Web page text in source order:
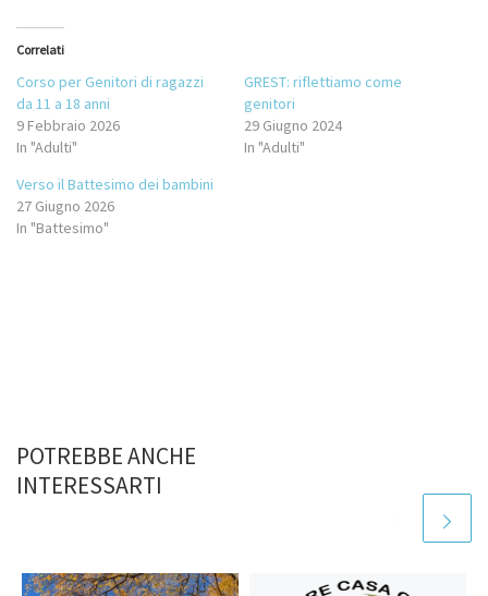
Correlati
Corso per Genitori di ragazzi
da 11 a 18 anni
9 Febbraio 2026
In "Adulti"
GREST: riflettiamo come
genitori
29 Giugno 2024
In "Adulti"
Verso il Battesimo dei bambini
27 Giugno 2026
In "Battesimo"
POTREBBE ANCHE
INTERESSARTI